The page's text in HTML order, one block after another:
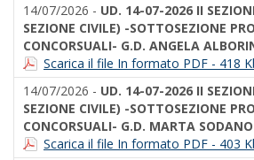
14/07/2026 - UD. 14-07-2026 II
SEZIONE CIVILE) -SOTTOSEZIONE
CONCORSUALI- G.D. ANGELA
Scarica il file In formato PDF - 418
14/07/2026 - UD. 14-07-2026 II
SEZIONE CIVILE) -SOTTOSEZIONE
CONCORSUALI- G.D. MARTA
Scarica il file In formato PDF - 403